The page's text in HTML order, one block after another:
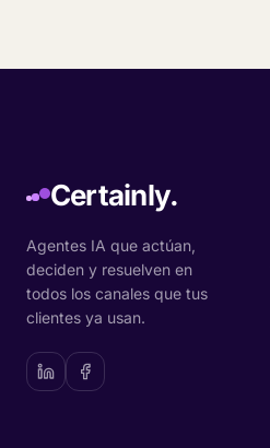
Certainly.
Agentes IA que actúan,
deciden y resuelven en
todos los canales que tus
clientes ya usan.